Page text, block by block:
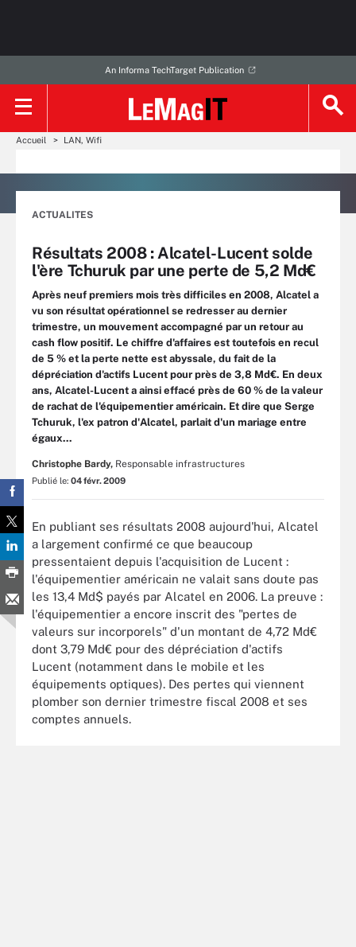
An Informa TechTarget Publication
Accueil LAN, Wifi
ACTUALITES
Résultats 2008 : Alcatel-Lucent solde
l'ère Tchuruk par une perte de 5,2 Md€
Après neuf premiers mois très difficiles en 2008, Alcatel a
vu son résultat opérationnel se redresser au dernier
trimestre, un mouvement accompagné par un retour au
cash flow positif. Le chiffre d'affaires est toutefois en recul
de 5 % et la perte nette est abyssale, du fait de la
dépréciation d'actifs Lucent pour près de 3,8 Md€. En deux
ans, Alcatel-Lucent a ainsi effacé près de 60 % de la valeur
de rachat de l'équipementier américain. Et dire que Serge
Tchuruk, l'ex patron d'Alcatel, parlait d'un mariage entre
égaux...
Christophe Bardy, Responsable infrastructures
Publié le: 04 févr. 2009
En publiant ses résultats 2008 aujourd'hui, Alcatel
a largement confirmé ce que beaucoup
pressentaient depuis l'acquisition de Lucent :
l'équipementier américain ne valait sans doute pas
les 13,4 Md$ payés par Alcatel en 2006. La preuve :
l'équipementier a encore inscrit des "pertes de
valeurs sur incorporels" d'un montant de 4,72 Md€
dont 3,79 Md€ pour des dépréciation d'actifs
Lucent (notamment dans le mobile et les
équipements optiques). Des pertes qui viennent
plomber son dernier trimestre fiscal 2008 et ses
comptes annuels.